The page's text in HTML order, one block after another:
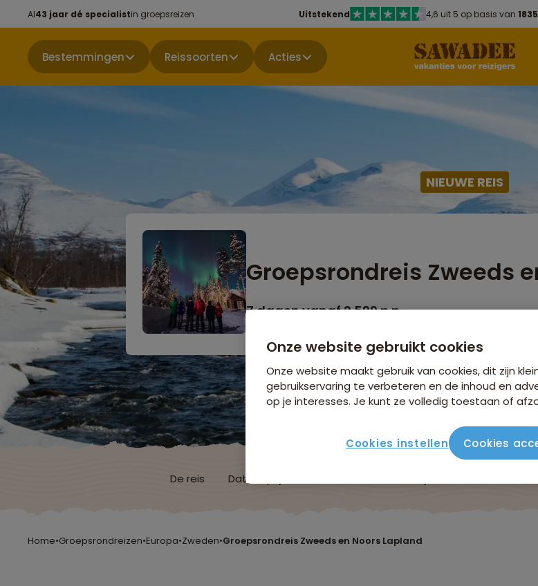
Al43 jaar dé specialistin groepsreizen Uitstekend 4,6 uit 5 op basis van
Bestemmingen Reissoorten Acties
NIEUWE REIS
Groepsrondreis Zweeds
7 dagen vanaf 2.599 p.p.
De reis Data & prijzen
Home•Groepsrondreizen•Europa•Zweden•Groepsrondreis Zweeds en Noors Lapland
Onze website gebruikt cookies
Onze website maakt gebruik van cookies, dit zijn
gebruikservaring te verbeteren en de inhoud en
op je interesses. Je kunt ze volledig toestaan of
Cookies instellen Cookies